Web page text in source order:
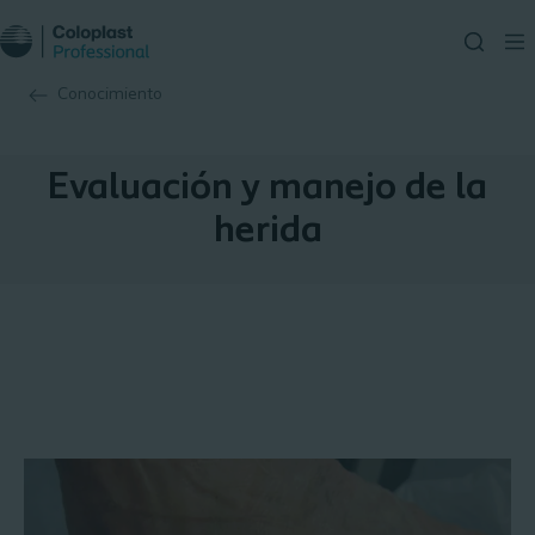
Conocimiento
Evaluación y manejo de la
herida